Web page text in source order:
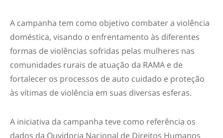
A campanha tem como objetivo combater a violência
doméstica, visando o enfrentamento às diferentes
formas de violências sofridas pelas mulheres nas
comunidades rurais de atuação da RAMA e de
fortalecer os processos de auto cuidado e proteção
às vítimas de violência em suas diversas esferas.
A iniciativa da campanha teve como referência os
dados da Ouvidoria Nacional de Direitos Humanos